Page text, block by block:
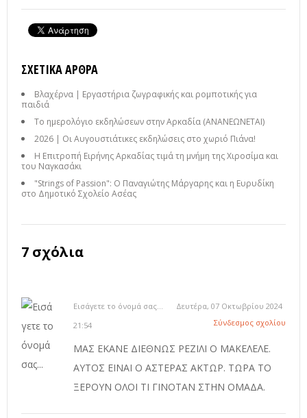
ΣΧΕΤΙΚΆ ΆΡΘΡΑ
Βλαχέρνα | Εργαστήρια ζωγραφικής και ρομποτικής για
παιδιά
Το ημερολόγιο εκδηλώσεων στην Αρκαδία (ΑΝΑΝΕΩΝΕΤΑΙ)
2026 | Οι Αυγουστιάτικες εκδηλώσεις στο χωριό Πιάνα!
Η Επιτροπή Ειρήνης Αρκαδίας τιμά τη μνήμη της Χιροσίμα και
του Ναγκασάκι
"Strings of Passion": Ο Παναγιώτης Μάργαρης και η Ευρυδίκη
στο Δημοτικό Σχολείο Ασέας
7 σχόλια
Εισάγετε το όνομά σας...
Δευτέρα, 07 Οκτωβρίου 2024
21:54
Σύνδεσμος σχολίου
ΜΑΣ ΕΚΑΝΕ ΔΙΕΘΝΩΣ ΡΕΖΙΛΙ Ο ΜΑΚΕΛΕΛΕ.
ΑΥΤΟΣ ΕΙΝΑΙ Ο ΑΣΤΕΡΑΣ ΑΚΤΩΡ. ΤΩΡΑ ΤΟ
ΞΕΡΟΥΝ ΟΛΟΙ ΤΙ ΓΙΝΟΤΑΝ ΣΤΗΝ ΟΜΑΔΑ.